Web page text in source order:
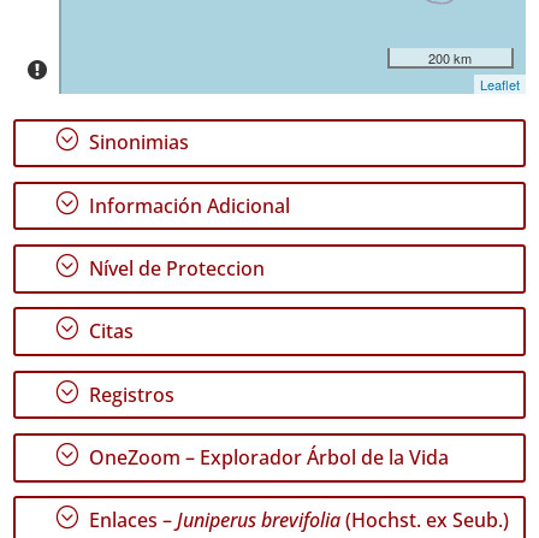
12
✓
Terceira
✓
Miguel
6
✓
Mar
Nivel
de
Precisión
P1
200 km
Leaflet
; Sinonimias
; Información Adicional
; Nível de Proteccion
; Citas
; Registros
; OneZoom – Explorador Árbol de la Vida
; Enlaces –Juniperus brevifolia(Hochst. ex Seub.)